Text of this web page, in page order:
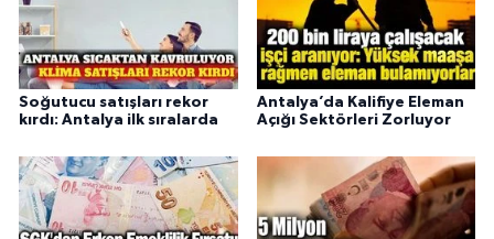
Soğutucu satışları rekor
kırdı: Antalya ilk sıralarda
Antalya’da Kalifiye Eleman
Açığı Sektörleri Zorluyor